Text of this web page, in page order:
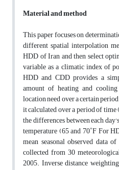
Material and method
This paper focuses on
different spatial interpolation
HDD of Iran and then select
variable as a climatic index of
HDD and CDD provides a
amount of heating and
location need over a certain
it calculated over a period of
the differences between each
temperature (65 and 70˚F For
mean seasonal observed data
collected from 30
2005. Inverse distance